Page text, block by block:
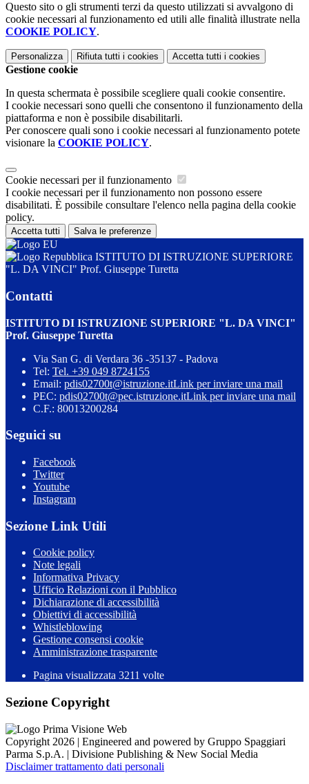
Questo sito o gli strumenti terzi da questo utilizzati si avvalgono di
cookie necessari al funzionamento ed utili alle finalità illustrate nella
COOKIE POLICY.
Personalizza Rifiuta tutti i cookies Accetta tutti i cookies
Gestione cookie
In questa schermata è possibile scegliere quali cookie consentire.
I cookie necessari sono quelli che consentono il funzionamento della
piattaforma e non è possibile disabilitarli.
Per conoscere quali sono i cookie necessari al funzionamento potete
visionare la COOKIE POLICY.
Cookie necessari per il funzionamento
I cookie necessari per il funzionamento non possono essere
disabilitati. È possibile consultare l'elenco nella pagina della cookie
policy.
Accetta tutti Salva le preferenze
ISTITUTO DI ISTRUZIONE SUPERIORE
"L. DA VINCI" Prof. Giuseppe Turetta
Contatti
ISTITUTO DI ISTRUZIONE SUPERIORE "L. DA VINCI"
Prof. Giuseppe Turetta
Via San G. di Verdara 36 -35137 - Padova
Tel: Tel. +39 049 8724155
Email: pdis02700t@istruzione.itLink per inviare una mail
PEC: pdis02700t@pec.istruzione.itLink per inviare una mail
C.F.: 80013200284
Seguici su
Facebook
Twitter
Youtube
Instagram
Sezione Link Utili
Cookie policy
Note legali
Informativa Privacy
Ufficio Relazioni con il Pubblico
Dichiarazione di accessibilità
Obiettivi di accessibilità
Whistleblowing
Gestione consensi cookie
Amministrazione trasparente
Pagina visualizzata 3211 volte
Sezione Copyright
Copyright 2026 | Engineered and powered by Gruppo Spaggiari
Parma S.p.A. | Divisione Publishing & New Social Media
Disclaimer trattamento dati personali